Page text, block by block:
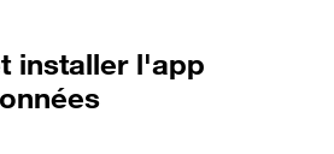
installer l'app